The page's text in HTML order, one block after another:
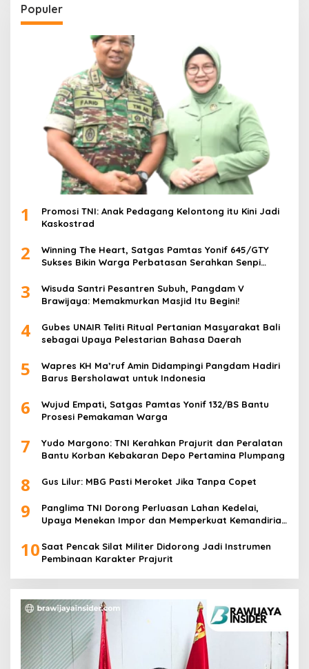
Populer
1
Promosi TNI: Anak Pedagang Kelontong itu Kini Jadi
Kaskostrad
2
Winning The Heart, Satgas Pamtas Yonif 645/GTY
Sukses Bikin Warga Perbatasan Serahkan Senpi
3
Wisuda Santri Pesantren Subuh, Pangdam V
Brawijaya: Memakmurkan Masjid Itu Begini!
4
Gubes UNAIR Teliti Ritual Pertanian Masyarakat Bali
sebagai Upaya Pelestarian Bahasa Daerah
5
Wapres KH Ma’ruf Amin Didampingi Pangdam Hadiri
Barus Bersholawat untuk Indonesia
6
Wujud Empati, Satgas Pamtas Yonif 132/BS Bantu
Prosesi Pemakaman Warga
7
Yudo Margono: TNI Kerahkan Prajurit dan Peralatan
Bantu Korban Kebakaran Depo Pertamina Plumpang
8 Gus Lilur: MBG Pasti Meroket Jika Tanpa Copet
9
Panglima TNI Dorong Perluasan Lahan Kedelai,
Upaya Menekan Impor dan Memperkuat Kemandirian
10 Saat Pencak Silat Militer Didorong Jadi Instrumen
Pembinaan Karakter Prajurit